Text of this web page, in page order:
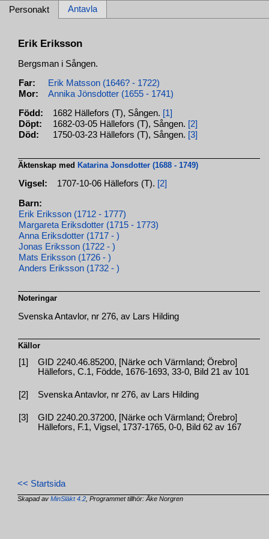
Personakt Antavla
Erik Eriksson
Bergsman i Sången.
Far:
Erik Matsson (1646? - 1722)
Mor:
Annika Jönsdotter (1655 - 1741)
Född: 1682 Hällefors (T), Sången. [1]
Döpt:
1682-03-05 Hällefors (T), Sången. [2]
Död:
1750-03-23 Hällefors (T), Sången. [3]
Äktenskap medKatarina Jonsdotter (1688 - 1749)
Vigsel: 1707-10-06 Hällefors (T). [2]
Barn:
Erik Eriksson (1712 - 1777)
Margareta Eriksdotter (1715 - 1773)
Anna Eriksdotter (1717 - )
Jonas Eriksson (1722 - )
Mats Eriksson (1726 - )
Anders Eriksson (1732 - )
Noteringar
Svenska Antavlor, nr 276, av Lars Hilding
Källor
[1]
GID 2240.46.85200, [Närke och Värmland; Örebro]
Hällefors, C.1, Födde, 1676-1693, 33-0, Bild 21 av 101
[2] Svenska Antavlor, nr 276, av Lars Hilding
[3]
GID 2240.20.37200, [Närke och Värmland; Örebro]
Hällefors, F.1, Vigsel, 1737-1765, 0-0, Bild 62 av 167
<< Startsida
Skapad avMinSläkt 4.2 , Programmet tillhör: Åke Norgren